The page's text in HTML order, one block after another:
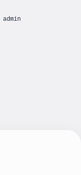
admin